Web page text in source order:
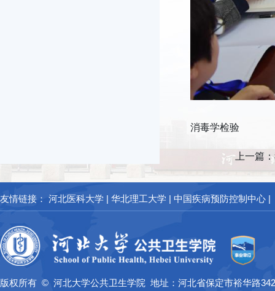
消毒学检验
上一篇：
友情链接： 河北医科大学 | 华北理工大学 | 中国疾病预防控制中心 |
版权所有 © 河北大学公共卫生学院 地址：河北省保定市裕华路